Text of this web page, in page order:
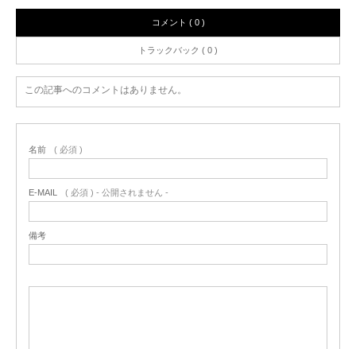
コメント ( 0 )
トラックバック ( 0 )
この記事へのコメントはありません。
名前 ( 必須 )
E-MAIL ( 必須 ) - 公開されません -
備考